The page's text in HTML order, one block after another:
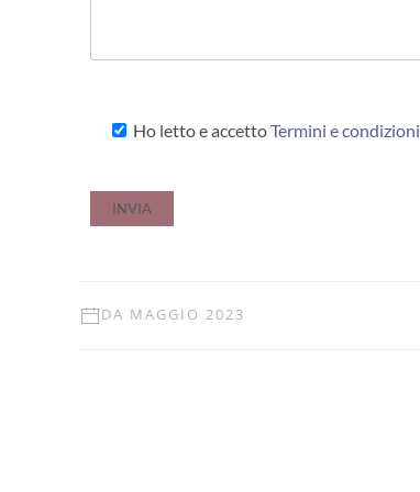
Ho letto e accettoTermini e condizioni
DA MAGGIO 2023